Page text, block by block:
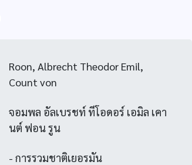
Roon, Albrecht Theodor Emil,
Count von
จอมพล อัลเบรชท์ ทีโอดอร์ เอมิล เคา
นต์ ฟอน รูน
- การรวมชาติเยอรมัน